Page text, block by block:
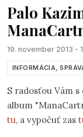
iných bluesových
predstavia 3
Palo
19. november 2013 -
INFORMÁCIA,
S radosťou Vám
album
tu, a vypočuť zas